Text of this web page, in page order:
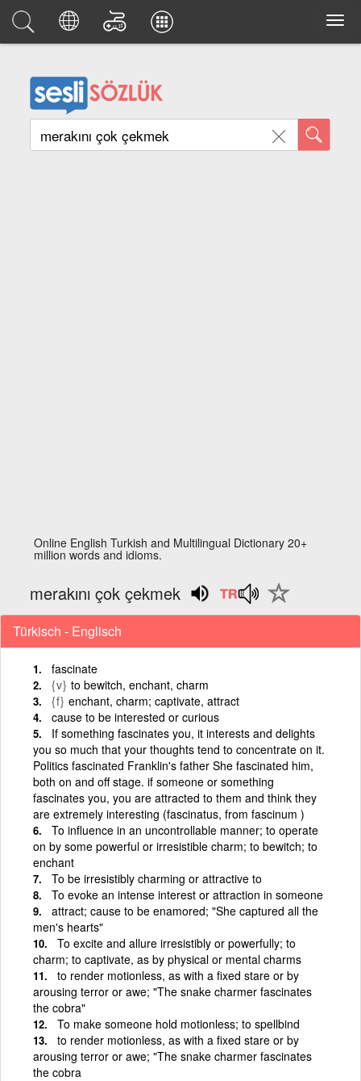
Online English Turkish and Multilingual Dictionary 20+
million words and idioms.
merakını çok çekmek
Türkisch - Englisch
fascinate
{v} to bewitch, enchant, charm
{f} enchant, charm; captivate, attract
cause to be interested or curious
If something fascinates you, it interests and delights
you so much that your thoughts tend to concentrate on it.
Politics fascinated Franklin's father She fascinated him,
both on and off stage. if someone or something
fascinates you, you are attracted to them and think they
are extremely interesting (fascinatus, from fascinum )
To influence in an uncontrollable manner; to operate
on by some powerful or irresistible charm; to bewitch; to
enchant
To be irresistibly charming or attractive to
To evoke an intense interest or attraction in someone
attract; cause to be enamored; "She captured all the
men's hearts"
To excite and allure irresistibly or powerfully; to
charm; to captivate, as by physical or mental charms
to render motionless, as with a fixed stare or by
arousing terror or awe; "The snake charmer fascinates
the cobra"
To make someone hold motionless; to spellbind
to render motionless, as with a fixed stare or by
arousing terror or awe; "The snake charmer fascinates
the cobra